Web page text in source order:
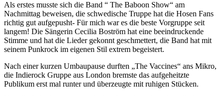
Als erstes musste sich die Band “ The Baboon Show“ am
Nachmittag beweisen, die schwedische Truppe hat die Hosen Fans
richtig gut aufgepusht- Für mich war es die beste Vorgruppe seit
langem! Die Sängerin Cecilia Boström hat eine beeindruckende
Stimme und hat die Lieder gekonnt geschmettert, die Band hat mit
seinem Punkrock im eigenen Stil extrem begeistert.
Nach einer kurzen Umbaupause durften „The Vaccines“ ans Mikro,
die Indierock Gruppe aus London bremste das aufgeheitzte
Publikum erst mal runter und überzeugte mit ruhigen Stücken.